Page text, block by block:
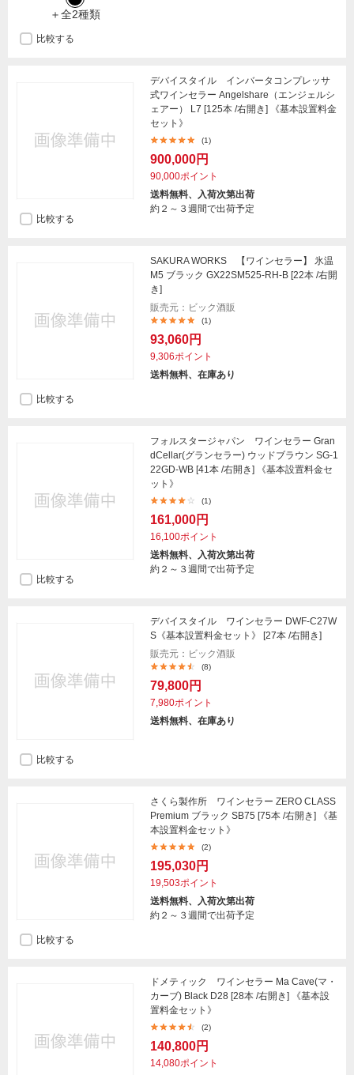
＋全2種類
比較する
デバイスタイル インバータコンプレッサ
式ワインセラー Angelshare（エンジェルシ
ェアー） L7 [125本 /右開き] 《基本設置料金
セット》
(1)
900,000円
90,000ポイント
送料無料、入荷次第出荷
約２～３週間で出荷予定
比較する
SAKURA WORKS 【ワインセラー】 氷温
M5 ブラック GX22SM525-RH-B [22本 /右開
き]
販売元：ビック酒販
(1)
93,060円
9,306ポイント
送料無料、在庫あり
比較する
フォルスタージャパン ワインセラー Gran
dCellar(グランセラー) ウッドブラウン SG-1
22GD-WB [41本 /右開き] 《基本設置料金セ
ット》
(1)
161,000円
16,100ポイント
送料無料、入荷次第出荷
約２～３週間で出荷予定
比較する
デバイスタイル ワインセラー DWF-C27W
S《基本設置料金セット》 [27本 /右開き]
販売元：ビック酒販
(8)
79,800円
7,980ポイント
送料無料、在庫あり
比較する
さくら製作所 ワインセラー ZERO CLASS
Premium ブラック SB75 [75本 /右開き] 《基
本設置料金セット》
(2)
195,030円
19,503ポイント
送料無料、入荷次第出荷
約２～３週間で出荷予定
比較する
ドメティック ワインセラー Ma Cave(マ・
カーブ) Black D28 [28本 /右開き] 《基本設
置料金セット》
(2)
140,800円
14,080ポイント